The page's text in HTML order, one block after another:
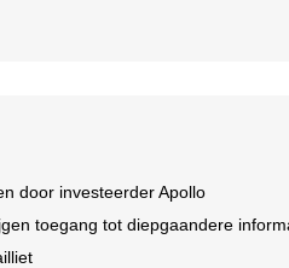
door investeerder Apollo
toegang tot diepgaandere